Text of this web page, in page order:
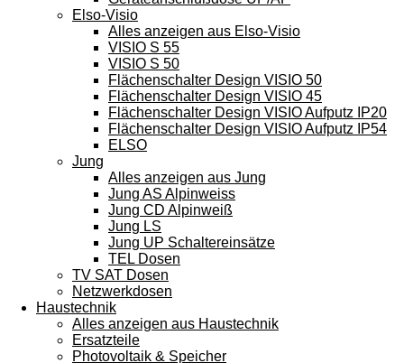
Elso-Visio
Alles anzeigen aus Elso-Visio
VISIO S 55
VISIO S 50
Flächenschalter Design VISIO 50
Flächenschalter Design VISIO 45
Flächenschalter Design VISIO Aufputz IP20
Flächenschalter Design VISIO Aufputz IP54
ELSO
Jung
Alles anzeigen aus Jung
Jung AS Alpinweiss
Jung CD Alpinweiß
Jung LS
Jung UP Schaltereinsätze
TEL Dosen
TV SAT Dosen
Netzwerkdosen
Haustechnik
Alles anzeigen aus Haustechnik
Ersatzteile
Photovoltaik & Speicher